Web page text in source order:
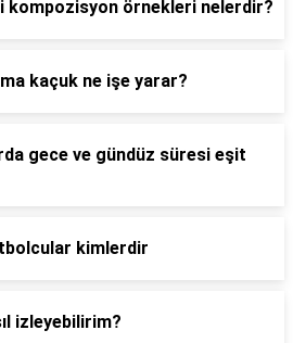
kompozisyon örnekleri nelerdir?
kaçuk ne işe yarar?
gece ve gündüz süresi eşit
kimlerdir
izleyebilirim?